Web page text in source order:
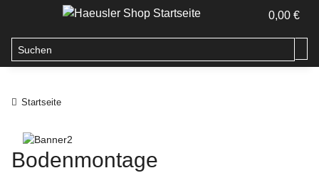
0,00 €
Startseite
Bodenmontage